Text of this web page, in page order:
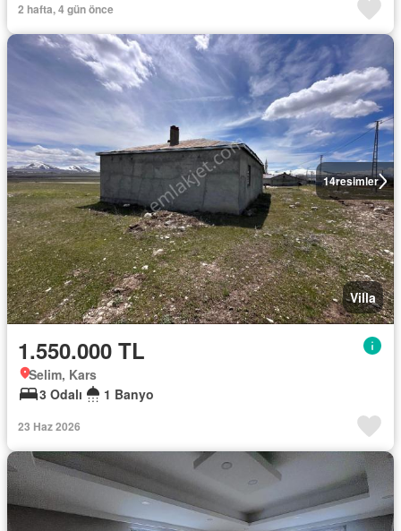
2 hafta, 4 gün önce
14resimler
Villa
1.550.000 TL
Selim, Kars
3 Odalı
1 Banyo
23 Haz 2026